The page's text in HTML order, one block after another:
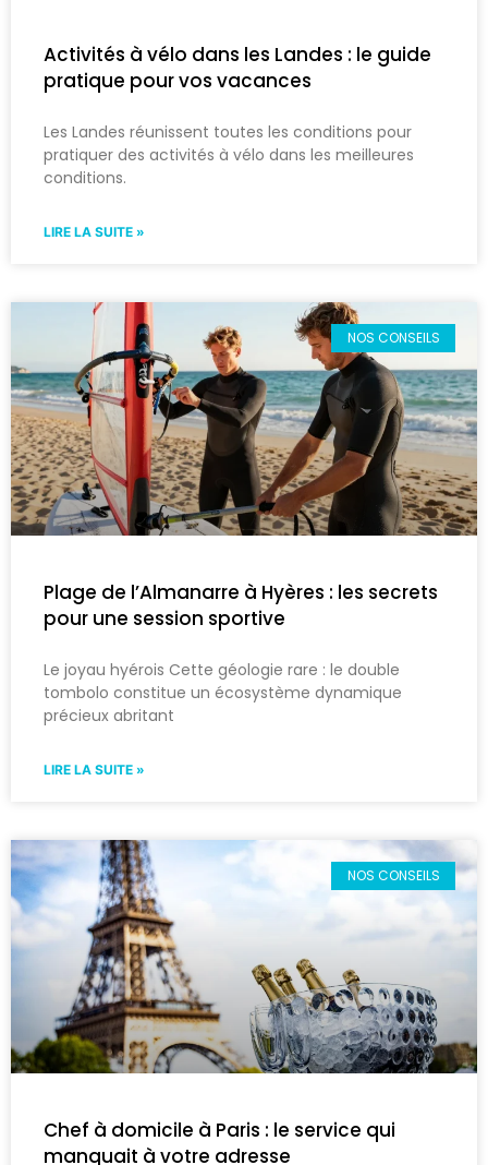
Activités à vélo dans les Landes : le guide
pratique pour vos vacances
Les Landes réunissent toutes les conditions pour
pratiquer des activités à vélo dans les meilleures
conditions.
LIRE LA SUITE »
NOS CONSEILS
Plage de l’Almanarre à Hyères : les secrets
pour une session sportive
Le joyau hyérois Cette géologie rare : le double
tombolo constitue un écosystème dynamique
précieux abritant
LIRE LA SUITE »
NOS CONSEILS
Chef à domicile à Paris : le service qui
manquait à votre adresse